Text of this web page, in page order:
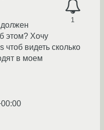
1
этом? Хочу
чтоб видеть сколько
в моем